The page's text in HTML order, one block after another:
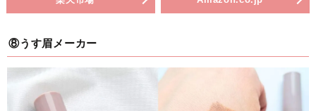
⑧うす眉メーカー